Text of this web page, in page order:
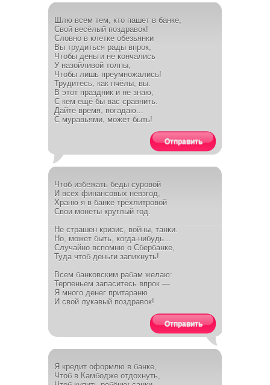
Шлю всем тем, кто пашет в банке,
Свой весёлый поздравок!
Словно в клетке обезьянки
Вы трудиться рады впрок,
Чтобы деньги не кончались
У назойливой толпы,
Чтобы лишь преумножались!
Трудитесь, как пчёлы, вы.
В этот праздник и не знаю,
С кем ещё бы вас сравнить.
Дайте время, погадаю...
С муравьями, может быть!
Отправить
Чтоб избежать беды суровой
И всех финансовых невзгод,
Храню я в банке трёхлитровой
Свои монеты круглый год.
Не страшен кризис, войны, танки.
Но, может быть, когда-нибудь...
Случайно вспомню о Сбербанке,
Туда чтоб деньги запихнуть!
Всем банковским рабам желаю:
Терпеньем запаситесь впрок —
Я много денег притараню
И свой лукавый поздравок!
Отправить
Я кредит оформлю в банке,
Чтоб в Камбодже отдохнуть,